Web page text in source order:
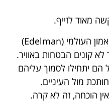
מאוד לזייף.
מדד האמון העולמי (Edelman)
כבר לא קונים הבטחות באוויר.
הם יתחילו לסמוך עליהם
מול העיניים.
הוכחה, זה לא קרה.